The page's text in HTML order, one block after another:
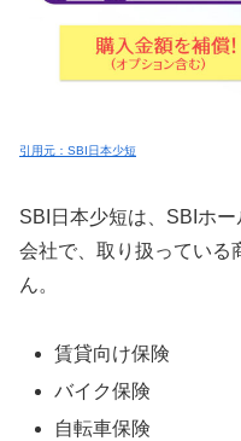
引用元：SBI日本少短
SBI日本少短は、SBIホ
会社で、取り扱っている
ん。
賃貸向け保険
バイク保険
自転車保険